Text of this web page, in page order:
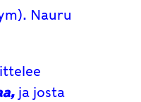
Nauru
ja josta